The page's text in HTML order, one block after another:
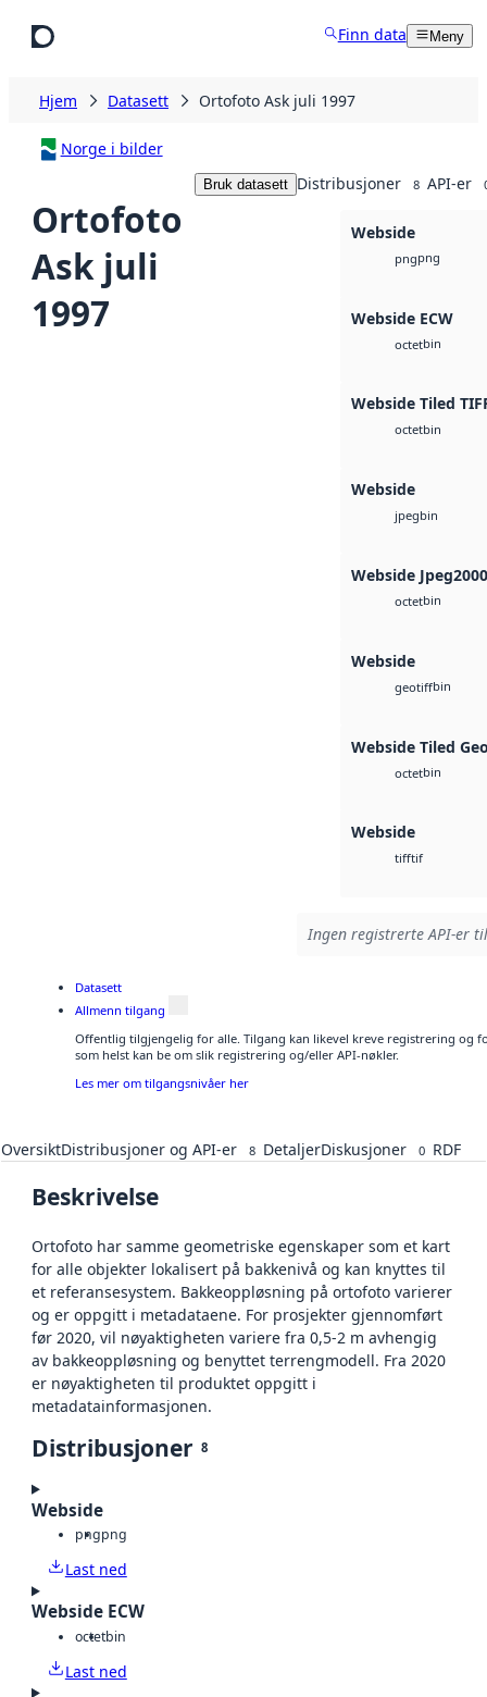
Finn data Meny
Hjem Datasett Ortofoto Ask juli 1997
Norge i bilder
Ortofoto
Ask juli
1997
Bruk datasett Distribusjoner 8 API-er
Webside
pngpng
Webside ECW
octetbin
Webside Tiled
octetbin
Webside
jpegbin
Webside Jpeg2000
octetbin
Webside
geotiffbin
Webside Tiled
octetbin
Webside
tifftif
Ingen registrerte API-er
Datasett
Allmenn tilgang
Offentlig tilgjengelig for alle. Tilgang kan likevel kreve registrering og
som helst kan be om slik registrering og/eller API-nøkler.
Les mer om tilgangsnivåer her
OversiktDistribusjoner og API-er 8 DetaljerDiskusjoner 0 RDF
Beskrivelse
Ortofoto har samme geometriske egenskaper som et kart
for alle objekter lokalisert på bakkenivå og kan knyttes til
et referansesystem. Bakkeoppløsning på ortofoto varierer
og er oppgitt i metadataene. For prosjekter gjennomført
før 2020, vil nøyaktigheten variere fra 0,5-2 m avhengig
av bakkeoppløsning og benyttet terrengmodell. Fra 2020
er nøyaktigheten til produktet oppgitt i
metadatainformasjonen.
Distribusjoner 8
Webside
pngpng
Last ned
Webside ECW
octetbin
Last ned